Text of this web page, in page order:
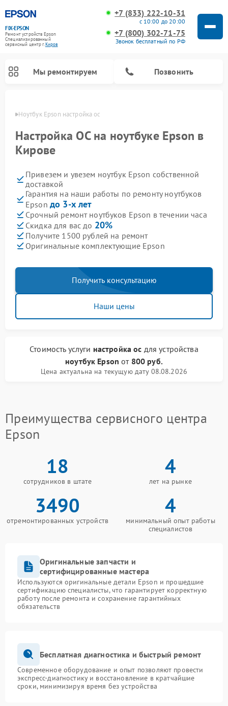
FIX-EPSON
Ремонт устройств Epson
Специализированный
cервисный центр г.Киров
+7 (833) 222-10-31
с 10:00 до 20:00
+7 (800) 302-71-75
Звонок бесплатный по РФ
Мы ремонтируем Позвонить
Ноутбук Epson настройка ос
Настройка ОС на ноутбуке Epson в
Кирове
Привезем и увезем ноутбук Epson собственной
доставкой
Гарантия на наши работы по ремонту ноутбуков
Epson до 3-х лет
Срочный ремонт ноутбуков Epson в течении часа
Скидка для вас до 20%
Получите 1500 рублей на ремонт
Оригинальные комплектующие Epson
Получить консультацию
Наши цены
Стоимость услуги настройка ос для устройства
ноутбук Epson от 800 руб.
Цена актуальна на текущую дату 08.08.2026
Преимущества сервисного центра
Epson
18
сотрудников в штате
4
лет на рынке
3490
отремонтированных устройств
4
минимальный опыт работы
специалистов
Оригинальные запчасти и
сертифицированные мастера
Используются оригинальные детали Epson и прошедшие
сертификацию специалисты, что гарантирует корректную
работу после ремонта и сохранение гарантийных
обязательств
Бесплатная диагностика и быстрый ремонт
Современное оборудование и опыт позволяют провести
экспресс-диагностику и восстановление в кратчайшие
сроки, минимизируя время без устройства